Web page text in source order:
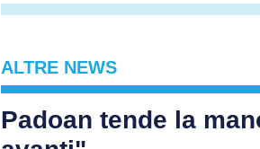
ALTRE NEWS
Padoan tende la